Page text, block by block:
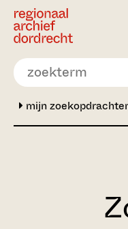
Ga direct naar de inhoud
mijn